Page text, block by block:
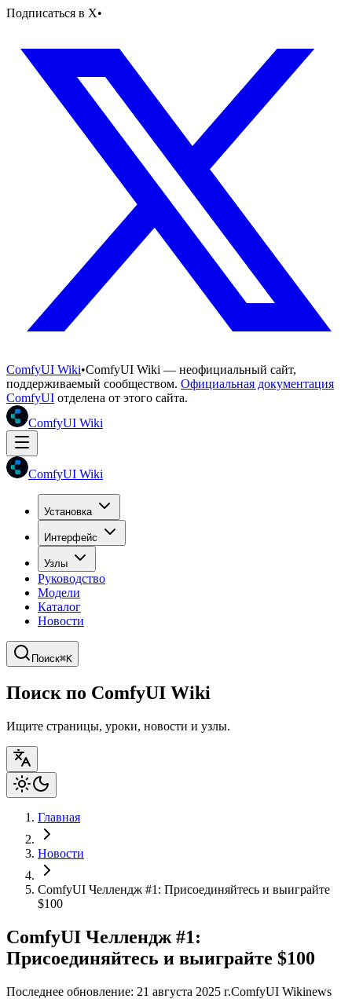
Подписаться в X•
ComfyUI Wiki•ComfyUI Wiki — неофициальный сайт,
поддерживаемый сообществом. Официальная документация
ComfyUI отделена от этого сайта.
ComfyUI Wiki
ComfyUI Wiki
Установка
Интерфейс
Узлы
Руководство
Модели
Каталог
Новости
Поиск⌘K
Поиск по ComfyUI Wiki
Ищите страницы, уроки, новости и узлы.
Главная
Новости
ComfyUI Челлендж #1: Присоединяйтесь и выиграйте
$100
ComfyUI Челлендж #1:
Присоединяйтесь и выиграйте $100
Последнее обновление: 21 августа 2025 г.ComfyUI Wikinews